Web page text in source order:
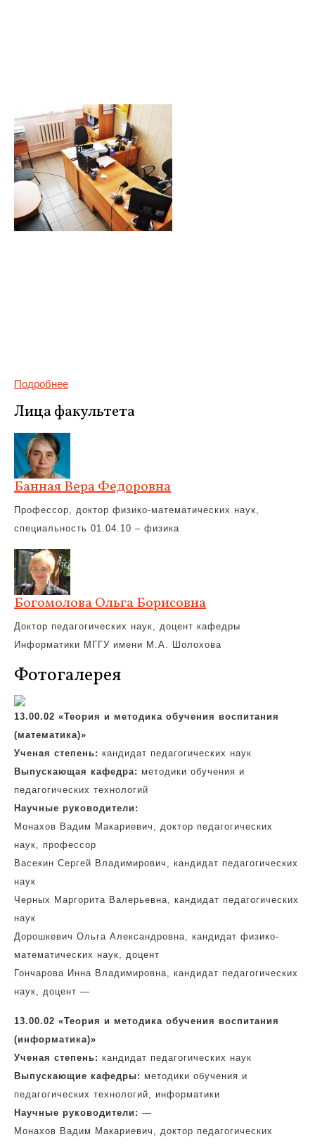
Подробнее
Лица факультета
Банная Вера Федоровна
Профессор, доктор физико-математических наук,
специальность 01.04.10 – физика
Богомолова Ольга Борисовна
Доктор педагогических наук, доцент кафедры
Информатики МГГУ имени М.А. Шолохова
Фотогалерея
13.00.02 «Теория и методика обучения воспитания
(математика)»
Ученая степень: кандидат педагогических наук
Выпускающая кафедра: методики обучения и
педагогических технологий
Научные руководители:
Монахов Вадим Макариевич, доктор педагогических
наук, профессор
Васекин Сергей Владимирович, кандидат педагогических
наук
Черных Маргорита Валерьевна, кандидат педагогических
наук
Дорошкевич Ольга Александровна, кандидат физико-
математических наук, доцент
Гончарова Инна Владимировна, кандидат педагогических
наук, доцент —
13.00.02 «Теория и методика обучения воспитания
(информатика)»
Ученая степень: кандидат педагогических наук
Выпускающие кафедры: методики обучения и
педагогических технологий, информатики
Научные руководители: —
Монахов Вадим Макариевич, доктор педагогических